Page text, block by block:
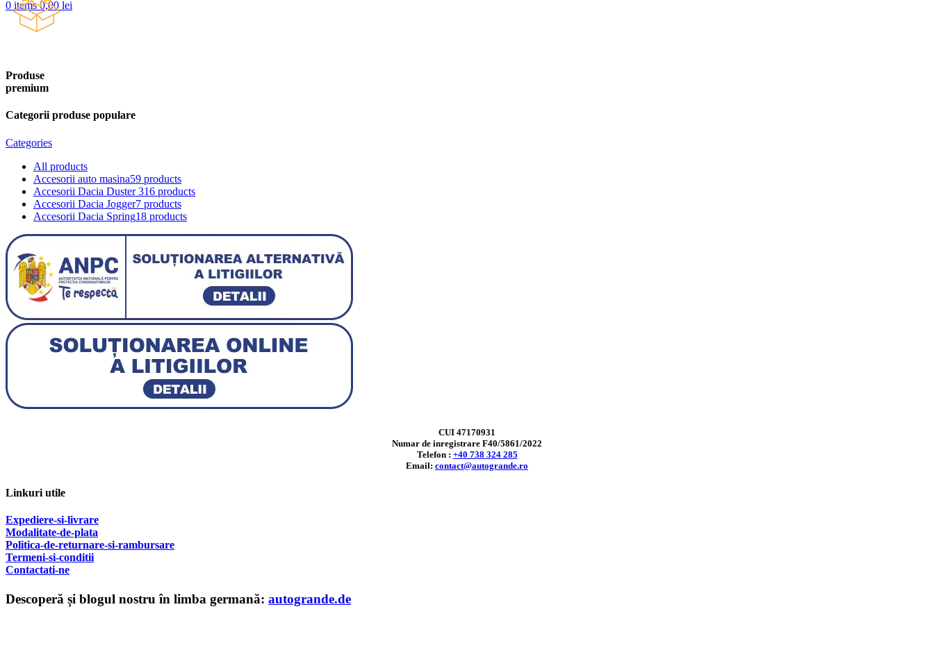
0 items 0,00 lei
Produse
premium
Categorii produse populare
Categories
All products
Accesorii auto masina59 products
Accesorii Dacia Duster 316 products
Accesorii Dacia Jogger7 products
Accesorii Dacia Spring18 products
CUI 47170931
Numar de inregistrare F40/5861/2022
Telefon : +40 738 324 285
Email: contact@autogrande.ro
Linkuri utile
Expediere-si-livrare
Modalitate-de-plata
Politica-de-returnare-si-rambursare
Termeni-si-conditii
Contactati-ne
Descoperă și blogul nostru în limba germană: autogrande.de